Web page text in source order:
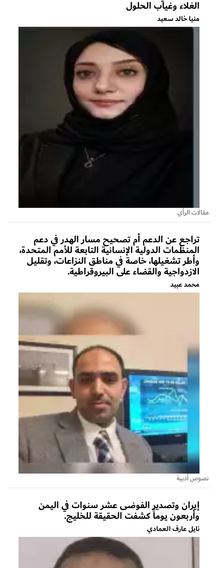
الغلاء وغياب الحلول
منيا خالد سعيد
مقالات الرأي
تراجع عن الدعم أم تصحيح مسار الهدر في دعم
المنظمات الدولية الإنسانية التابعة للأمم المتحدة،
وأطر تشغيلها، خاصة في مناطق النزاعات، وتقليل
الازدواجية والقضاء على البيروقراطية.
محمد عبيد
نصوص أدبية
إيران وتصدير الفوضى عشر سنوات في اليمن
وأربعون يوماً كشفت الحقيقة للخليج.
نايل عارف العمادي